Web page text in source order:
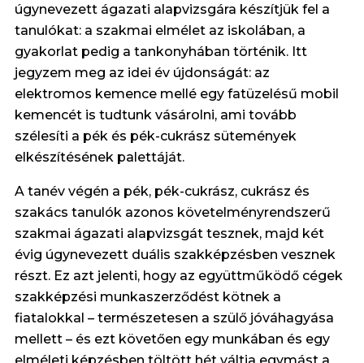
úgynevezett ágazati alapvizsgára készítjük fel a
tanulókat: a szakmai elmélet az iskolában, a
gyakorlat pedig a tankonyhában történik. Itt
jegyzem meg az idei év újdonságát: az
elektromos kemence mellé egy fatüzelésű mobil
kemencét is tudtunk vásárolni, ami tovább
szélesíti a pék és pék-cukrász sütemények
elkészítésének palettáját.
A tanév végén a pék, pék-cukrász, cukrász és
szakács tanulók azonos követelményrendszerű
szakmai ágazati alapvizsgát tesznek, majd két
évig úgynevezett duális szakképzésben vesznek
részt. Ez azt jelenti, hogy az együttműködő cégek
szakképzési munkaszerződést kötnek a
fiatalokkal – természetesen a szülő jóváhagyása
mellett – és ezt követően egy munkában és egy
elméleti képzésben töltött hét váltja egymást a